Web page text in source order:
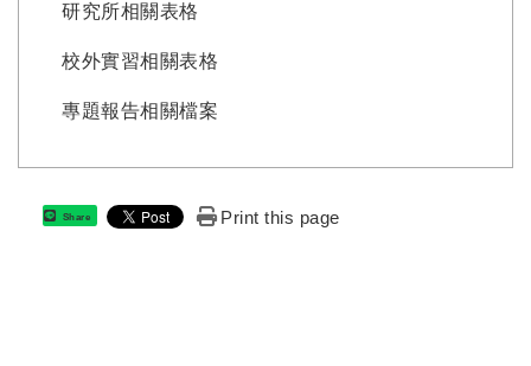
研究所相關表格
校外實習相關表格
專題報告相關檔案
Share Print this page